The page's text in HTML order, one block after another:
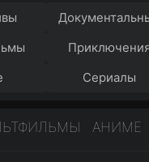
Сериалы
АНИМЕ